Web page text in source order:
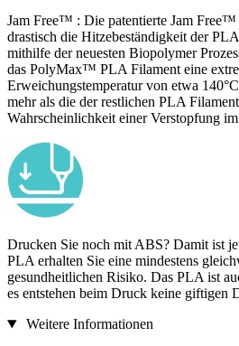
Jam Free™ : Die patentierte Jam Free™
drastisch die Hitzebeständigkeit der
mithilfe der neuesten Biopolymer
das PolyMax™ PLA Filament eine
Erweichungstemperatur von etwa
mehr als die der restlichen PLA
Wahrscheinlichkeit einer Verstopfung
Drucken Sie noch mit ABS? Damit ist
PLA erhalten Sie eine mindestens
gesundheitlichen Risiko. Das PLA ist
es entstehen beim Druck keine giftigen
Weitere Informationen